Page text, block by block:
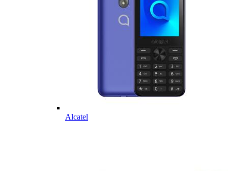
Alcatel